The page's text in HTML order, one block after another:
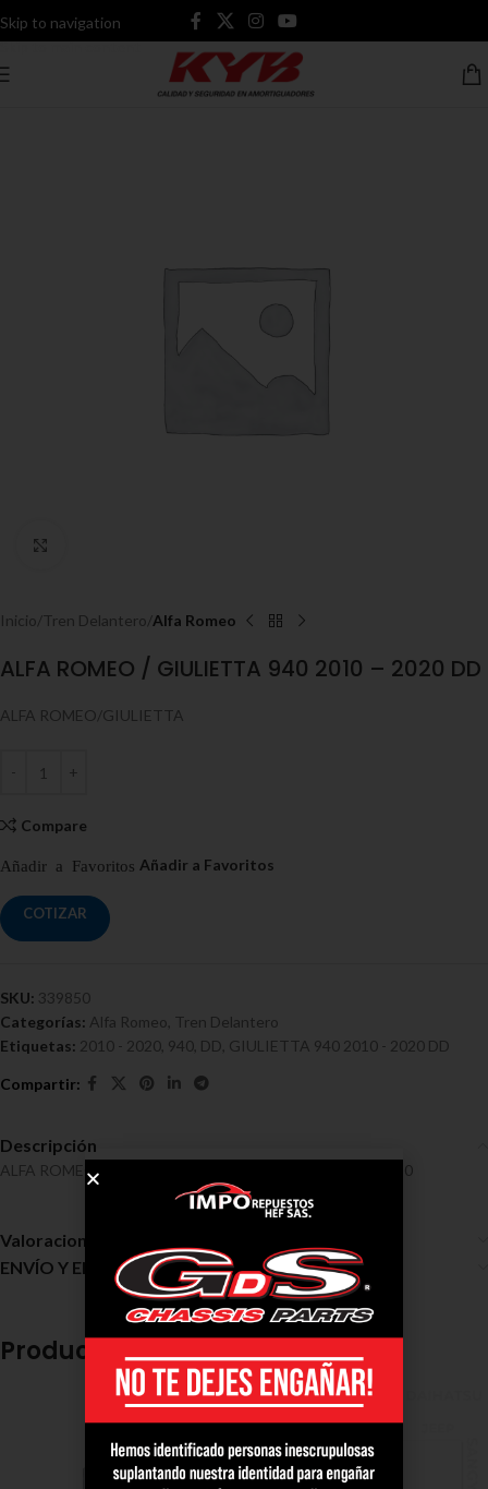
Skip to navigation
Skip to main content
Inicio Tren Delantero Alfa Romeo
ALFA ROMEO / GIULIETTA 940 2010 – 2020 DD
ALFA ROMEO/GIULIETTA
Compare
COTIZAR
SKU: 339850
Categorías: Alfa Romeo Tren Delantero
Etiquetas: 2010 - 2020 940 DD GIULIETTA 940 2010 - 2020 DD
Descripción
ALFA ROMEO /GIULIETTA 940 2010 – 2020 DD Ref 339850
Valoraciones (0)
ENVÍO Y ENTREGA
Productos relacionados